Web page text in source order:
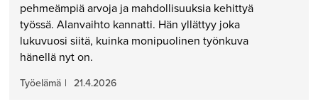
pehmeämpiä arvoja ja mahdollisuuksia kehittyä
työssä. Alanvaihto kannatti. Hän yllättyy joka
lukuvuosi siitä, kuinka monipuolinen työnkuva
hänellä nyt on.
Työelämä | 21.4.2026